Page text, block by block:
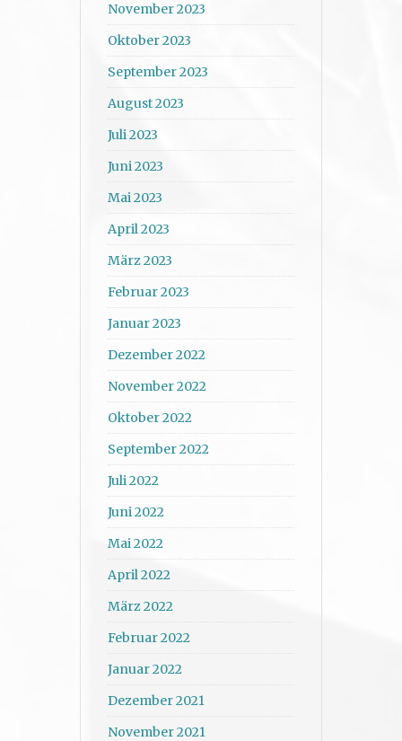
November 2023
Oktober 2023
September 2023
August 2023
Juli 2023
Juni 2023
Mai 2023
April 2023
März 2023
Februar 2023
Januar 2023
Dezember 2022
November 2022
Oktober 2022
September 2022
Juli 2022
Juni 2022
Mai 2022
April 2022
März 2022
Februar 2022
Januar 2022
Dezember 2021
November 2021